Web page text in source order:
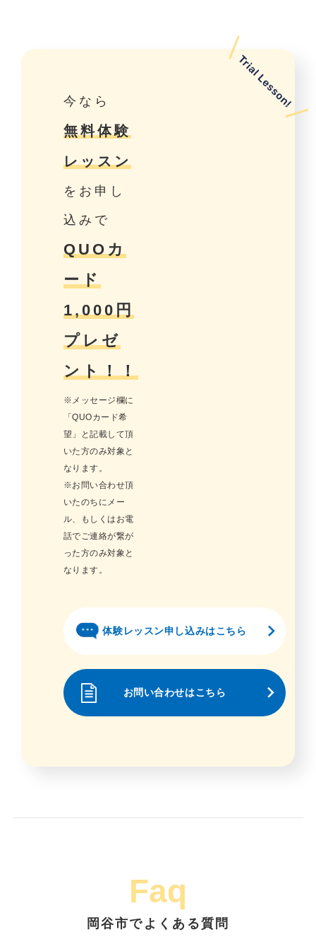
今なら
無料体験
レッスン
をお申し
込みで
QUOカ
ード
1,000円
プレゼ
ント！！
※メッセージ欄に
「QUOカード希
望」と記載して頂
いた方のみ対象と
なります。
※お問い合わせ頂
いたのちにメー
ル、もしくはお電
話でご連絡が繋が
った方のみ対象と
なります。
体験レッスン申し込みはこちら
お問い合わせはこちら
Faq
岡谷市でよくある質問